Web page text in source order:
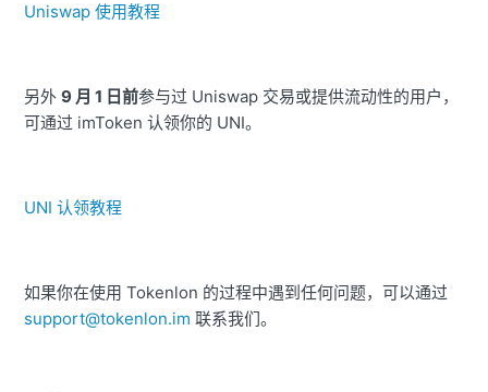
Uniswap 使用教程
另外9 月 1 日前参与过 Uniswap 交易或提供流动性的用户，
可通过 imToken 认领你的 UNI。
UNI 认领教程
如果你在使用 Tokenlon 的过程中遇到任何问题，可以通过
support@tokenlon.im 联系我们。